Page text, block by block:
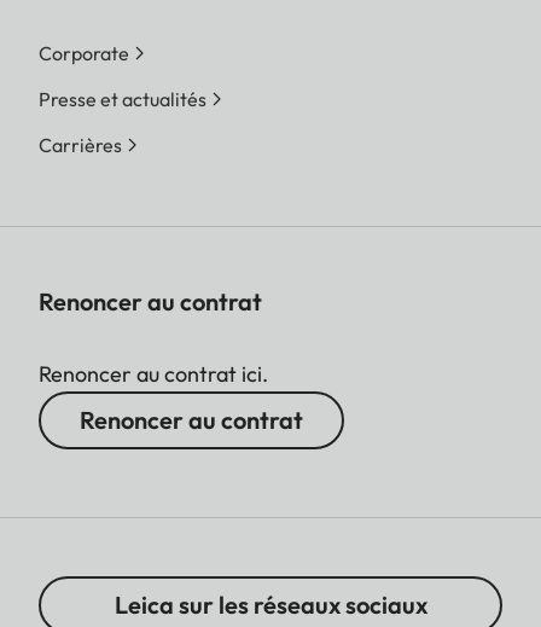
Corporate
Presse et actualités
Carrières
Renoncer au contrat
Renoncer au contrat ici.
Renoncer au contrat
Leica sur les réseaux sociaux